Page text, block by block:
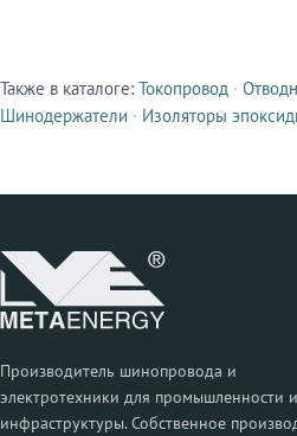
Смежные продукты
Также в каталоге: Токопровод ·
Шинодержатели · Изоляторы
Производитель шинопровода и
электротехники для промышленности и
инфраструктуры. Собственное